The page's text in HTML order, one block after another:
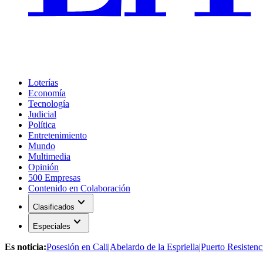
Loterías
Economía
Tecnología
Judicial
Política
Entretenimiento
Mundo
Multimedia
Opinión
500 Empresas
Contenido en Colaboración
Clasificados expand_more
Especiales expand_more
Es noticia:Posesión en Cali|Abelardo de la Espriella|Puerto